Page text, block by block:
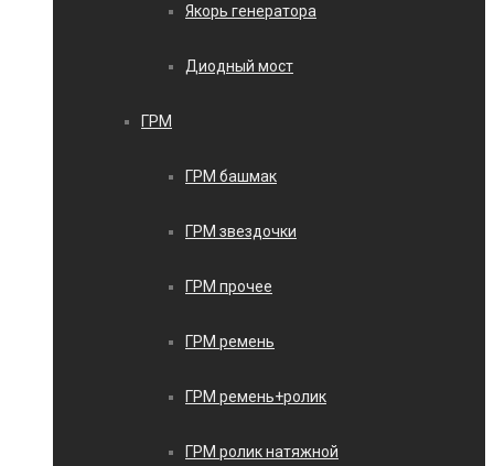
Якорь генератора
Диодный мост
ГРМ
ГРМ башмак
ГРМ звездочки
ГРМ прочее
ГРМ ремень
ГРМ ремень+ролик
ГРМ ролик натяжной